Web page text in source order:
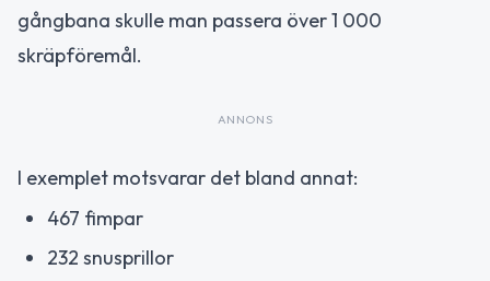
gångbana skulle man passera över 1 000
skräpföremål.
ANNONS
I exemplet motsvarar det bland annat:
467 fimpar
232 snusprillor